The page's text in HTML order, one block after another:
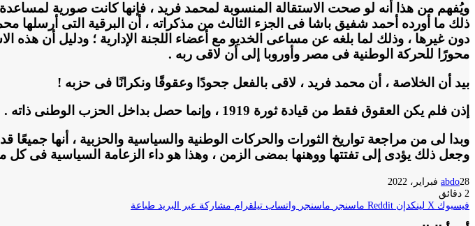
ويُفهم من هذا أنه لو صحت الاستقالة المنسوبة لمحمد فريد ، فإنها كانت صورية
ذلك ما أورده أحمد شفيق باشا فى الجزء الثالث من مذكراته ، أن البرقية التى
دون غيرها ، وذلك لما بلغه عن مساعى الخديو مع أعضاء اللجنة الإدارية ؛ ودليل أن
محورًا للحركة الوطنية فى مصر وأوروبا إلى أن لاقى ربه .
بيد أن الخلاصة ، أن محمد فريد ، لاقى بالفعل جحودًا وعقوقًا ونكرانًا فى حزبه !
إذن فلم يكن العقوق فقط من قيادة ثورة 1919 ، وإنما حصل بداخل الحزب الوطنى ذاته .
وبدا لى من مراجعة تواريخ الثورات والحركات الوطنية والسياسية والحزبية ، أنها
وجعل ذلك يؤدى إلى تفتتها ووهنها بمضى الزمن ، وهذا هو داء الزعامة السياسية فى كل
abdo28 فبراير، 2022
2 دقائق
فيسبوك ‫X لينكدإن ماسنجر ماسنجر واتساب تيلقرام مشاركة عبر البريد طباعة